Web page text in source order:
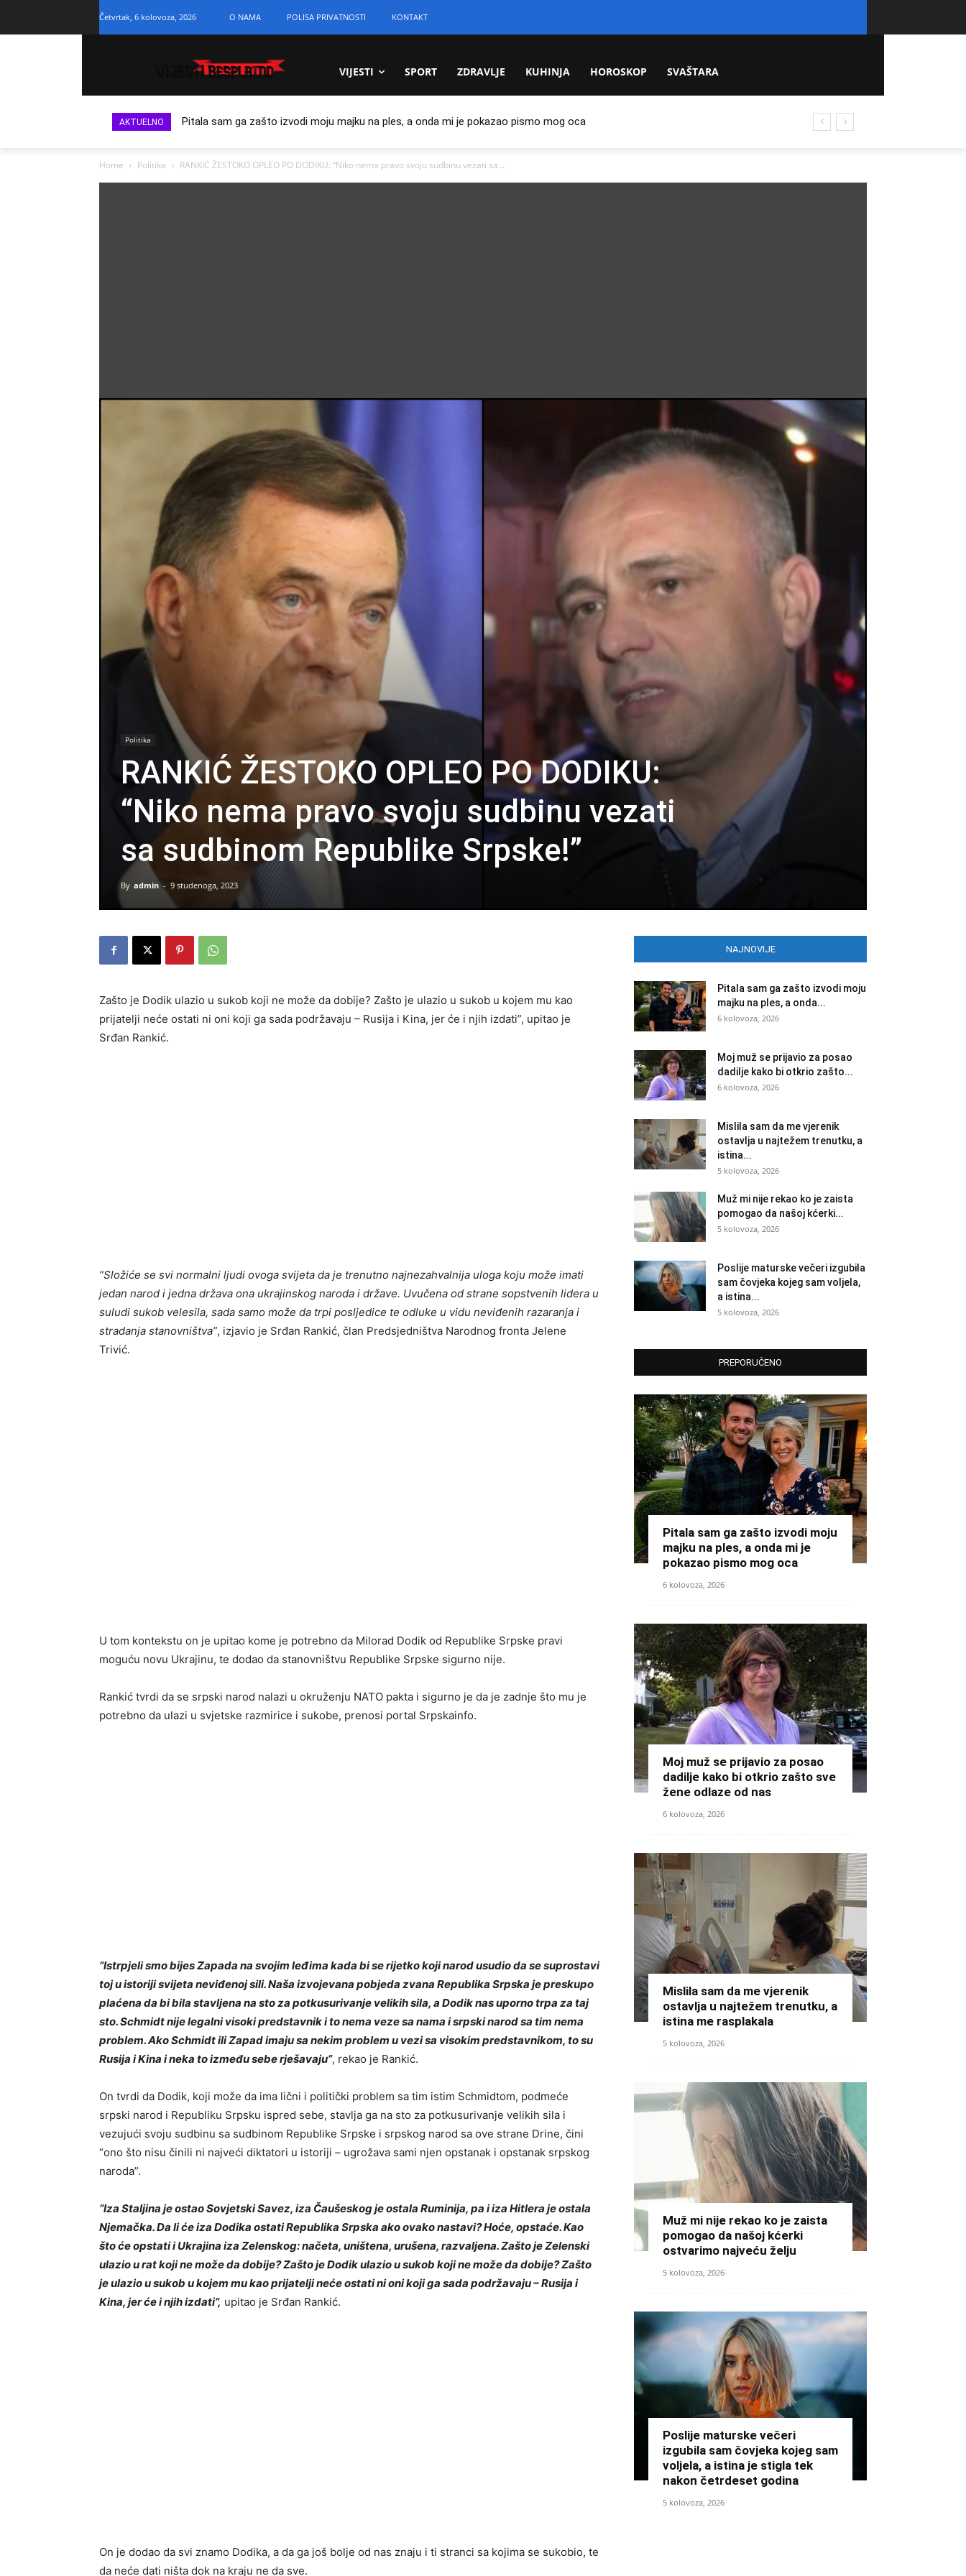
Četvrtak, 6 kolovoza, 2026 O NAMA POLISA PRIVATNOSTI KONTAKT
VIJESTI SPORT ZDRAVLJE KUHINJA HOROSKOP SVAŠTARA
AKTUELNO Pitala sam ga zašto izvodi moju majku na ples, a onda mi je pokazao pismo mog oca
Home Politika RANKIĆ ŽESTOKO OPLEO PO DODIKU: “Niko nema pravo svoju sudbinu vezati sa...
Politika
RANKIĆ ŽESTOKO OPLEO PO DODIKU:
“Niko nema pravo svoju sudbinu vezati
sa sudbinom Republike Srpske!”
By admin - 9 studenoga, 2023
Zašto je Dodik ulazio u sukob koji ne može da dobije? Zašto je ulazio u sukob u kojem mu kao
prijatelji neće ostati ni oni koji ga sada podržavaju – Rusija i Kina, jer će i njih izdati”, upitao je
Srđan Rankić.
“Složiće se svi normalni ljudi ovoga svijeta da je trenutno najnezahvalnija uloga koju može imati
jedan narod i jedna država ona ukrajinskog naroda i države. Uvučena od strane sopstvenih lidera u
suludi sukob velesila, sada samo može da trpi posljedice te odluke u vidu neviđenih razaranja i
stradanja stanovništva”, izjavio je Srđan Rankić, član Predsjedništva Narodnog fronta Jelene
Trivić.
U tom kontekstu on je upitao kome je potrebno da Milorad Dodik od Republike Srpske pravi
moguću novu Ukrajinu, te dodao da stanovništvu Republike Srpske sigurno nije.
Rankić tvrdi da se srpski narod nalazi u okruženju NATO pakta i sigurno je da je zadnje što mu je
potrebno da ulazi u svjetske razmirice i sukobe, prenosi portal Srpskainfo.
“Istrpjeli smo bijes Zapada na svojim leđima kada bi se rijetko koji narod usudio da se suprostavi
toj u istoriji svijeta neviđenoj sili. Naša izvojevana pobjeda zvana Republika Srpska je preskupo
plaćena da bi bila stavljena na sto za potkusurivanje velikih sila, a Dodik nas uporno trpa za taj
sto. Schmidt nije legalni visoki predstavnik i to nema veze sa nama i srpski narod sa tim nema
problem. Ako Schmidt ili Zapad imaju sa nekim problem u vezi sa visokim predstavnikom, to su
Rusija i Kina i neka to između sebe rješavaju”, rekao je Rankić.
On tvrdi da Dodik, koji može da ima lični i politički problem sa tim istim Schmidtom, podmeće
srpski narod i Republiku Srpsku ispred sebe, stavlja ga na sto za potkusurivanje velikih sila i
vezujući svoju sudbinu sa sudbinom Republike Srpske i srpskog narod sa ove strane Drine, čini
“ono što nisu činili ni najveći diktatori u istoriji – ugrožava sami njen opstanak i opstanak srpskog
naroda”.
“Iza Staljina je ostao Sovjetski Savez, iza Čaušeskog je ostala Ruminija, pa i iza Hitlera je ostala
Njemačka. Da li će iza Dodika ostati Republika Srpska ako ovako nastavi? Hoće, opstaće. Kao
što će opstati i Ukrajina iza Zelenskog: načeta, uništena, urušena, razvaljena. Zašto je Zelenski
ulazio u rat koji ne može da dobije? Zašto je Dodik ulazio u sukob koji ne može da dobije? Zašto
je ulazio u sukob u kojem mu kao prijatelji neće ostati ni oni koji ga sada podržavaju – Rusija i
Kina, jer će i njih izdati”, upitao je Srđan Rankić.
On je dodao da svi znamo Dodika, a da ga još bolje od nas znaju i ti stranci sa kojima se sukobio, te
da neće dati ništa dok na kraju ne da sve.
NAJNOVIJE
Pitala sam ga zašto izvodi moju
majku na ples, a onda...
6 kolovoza, 2026
Moj muž se prijavio za posao
dadilje kako bi otkrio zašto...
6 kolovoza, 2026
Mislila sam da me vjerenik
ostavlja u najtežem trenutku, a
istina...
5 kolovoza, 2026
Muž mi nije rekao ko je zaista
pomogao da našoj kćerki...
5 kolovoza, 2026
Poslije maturske večeri izgubila
sam čovjeka kojeg sam voljela,
a istina...
5 kolovoza, 2026
PREPORUČENO
Pitala sam ga zašto izvodi moju
majku na ples, a onda mi je
pokazao pismo mog oca
6 kolovoza, 2026
Moj muž se prijavio za posao
dadilje kako bi otkrio zašto sve
žene odlaze od nas
6 kolovoza, 2026
Mislila sam da me vjerenik
ostavlja u najtežem trenutku, a
istina me rasplakala
5 kolovoza, 2026
Muž mi nije rekao ko je zaista
pomogao da našoj kćerki
ostvarimo najveću želju
5 kolovoza, 2026
Poslije maturske večeri
izgubila sam čovjeka kojeg sam
voljela, a istina je stigla tek
nakon četrdeset godina
5 kolovoza, 2026